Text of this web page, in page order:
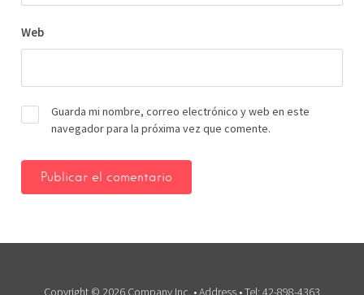
Web
Guarda mi nombre, correo electrónico y web en este
navegador para la próxima vez que comente.
Copyright © 2026 Company Inc. • Address • Tel: 42-898-4363